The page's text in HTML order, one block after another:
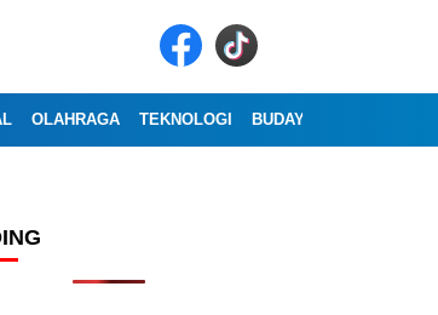
OLAHRAGA TEKNOLOGI BUDAYA